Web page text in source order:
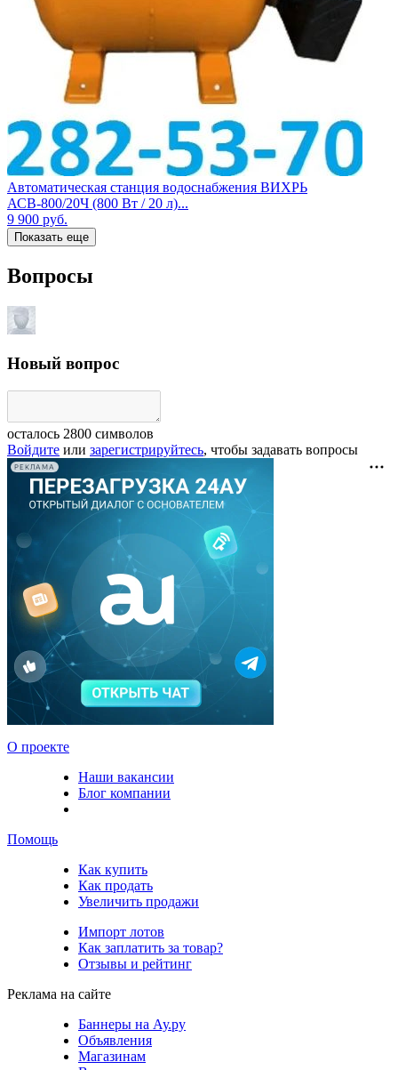
Автоматическая станция водоснабжения ВИХРЬ
АСВ-800/20Ч (800 Вт / 20 л)...
9 900 руб.
Показать еще
Вопросы
Новый вопрос
осталось 2800 символов
Войдите или зарегистрируйтесь, чтобы задавать вопросы
РЕКЛАМА
О проекте
Наши вакансии
Блог компании
Помощь
Как купить
Как продать
Увеличить продажи
Импорт лотов
Как заплатить за товар?
Отзывы и рейтинг
Реклама на сайте
Баннеры на Ау.ру
Объявления
Магазинам